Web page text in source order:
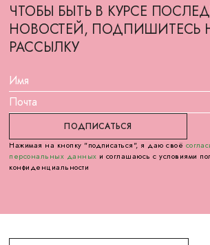
ЧТОБЫ БЫТЬ В КУРСЕ
НОВОСТЕЙ, ПОДПИШИТЕСЬ
РАССЫЛКУ
Нажимая на кнопку "подписаться", я даю своё
персональных данных и соглашаюсь с условиями
конфиденциальности